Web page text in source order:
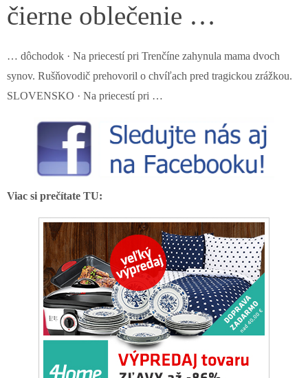
čierne oblečenie …
… dôchodok · Na priecestí pri Trenčíne zahynula mama dvoch
synov. Rušňovodič prehovoril o chvíľach pred tragickou zrážkou.
SLOVENSKO · Na priecestí pri …
Viac si prečítate TU: